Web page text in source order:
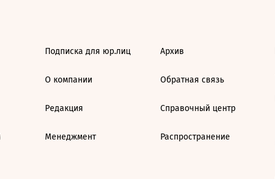
Подписка для юр.лиц
О компании
Редакция
Менеджмент
Архив
Обратная связь
Справочный центр
Распространение